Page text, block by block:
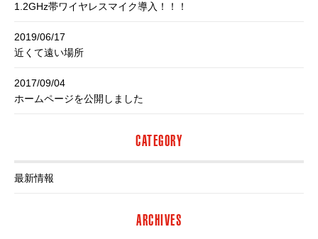
1.2GHz帯ワイヤレスマイク導入！！！
2019/06/17
近くて遠い場所
2017/09/04
ホームページを公開しました
CATEGORY
最新情報
ARCHIVES